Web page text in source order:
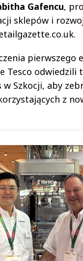
Gafencu,
sklepów i
pierwszego
Tesco odwiedzili
w Szkocji, aby
z